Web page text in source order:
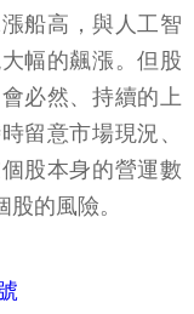
船高，與人工智
幅的飆漲。但股
必然、持續的上
留意市場現況、
股本身的營運數
的風險。